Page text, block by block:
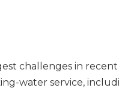
challenges in
water service,